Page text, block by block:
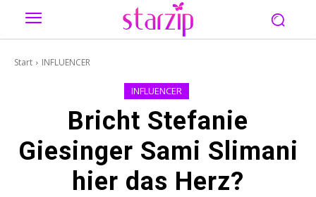
Start INFLUENCER
INFLUENCER
Bricht Stefanie
Giesinger Sami Slimani
hier das Herz?